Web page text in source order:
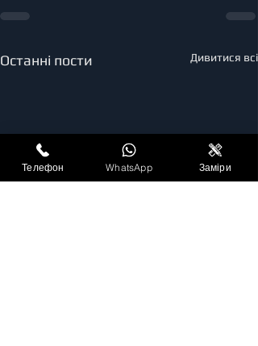
Останні пости Дивитися всі
Телефон WhatsApp Заміри